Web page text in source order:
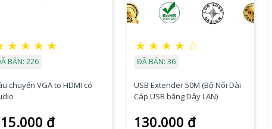
★ ★ ★ ★
BÁN: 226
chuyển VGA to HDMI có
đ
★ ★ ★ ★ ☆
ĐÃ BÁN: 36
USB Extender 50M (Bộ Nối Dài
Cáp USB bằng Dây LAN)
130.000 đ